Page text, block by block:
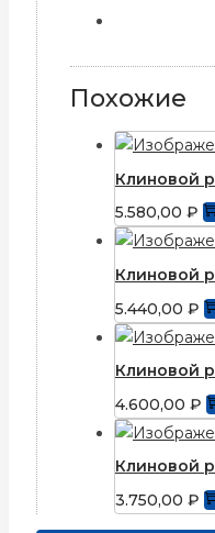
Похожие
Клиновой
5.580,00 ₽
Клиновой
5.440,00 ₽
Клиновой
4.600,00 ₽
Клиновой
3.750,00 ₽